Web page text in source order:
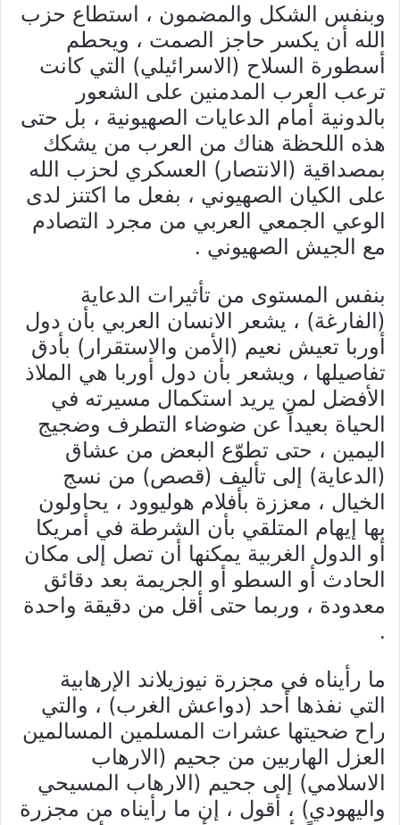
وبنفس الشكل والمضمون ، استطاع حزب
الله أن يكسر حاجز الصمت ، ويحطم
أسطورة السلاح (الاسرائيلي) التي كانت
ترعب العرب المدمنين على الشعور
بالدونية أمام الدعايات الصهيونية ، بل حتى
هذه اللحظة هناك من العرب من يشكك
بمصداقية (الانتصار) العسكري لحزب الله
على الكيان الصهيوني ، بفعل ما اكتنز لدى
الوعي الجمعي العربي من مجرد التصادم
مع الجيش الصهيوني .
بنفس المستوى من تأثيرات الدعاية
(الفارغة) ، يشعر الانسان العربي بأن دول
أوربا تعيش نعيم (الأمن والاستقرار) بأدق
تفاصيلها ، ويشعر بأن دول أوربا هي الملاذ
الأفضل لمن يريد استكمال مسيرته في
الحياة بعيداً عن ضوضاء التطرف وضجيج
اليمين ، حتى تطوّع البعض من عشاق
(الدعاية) إلى تأليف (قصص) من نسج
الخيال ، معززة بأفلام هوليوود ، يحاولون
بها إيهام المتلقي بأن الشرطة في أمريكا
أو الدول الغربية يمكنها أن تصل إلى مكان
الحادث أو السطو أو الجريمة بعد دقائق
معدودة ، وربما حتى أقل من دقيقة واحدة
.
ما رأيناه في مجزرة نيوزيلاند الإرهابية
التي نفذها أحد (دواعش الغرب) ، والتي
راح ضحيتها عشرات المسلمين المسالمين
العزل الهاربين من جحيم (الارهاب
الاسلامي) إلى جحيم (الارهاب المسيحي
واليهودي) ، أقول ، إن ما رأيناه من مجزرة